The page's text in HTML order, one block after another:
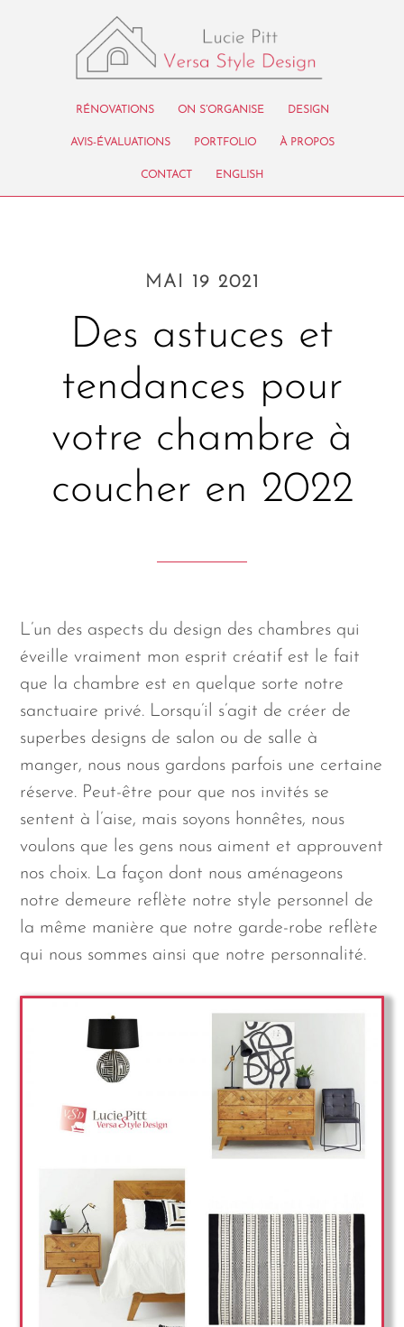
RÉNOVATIONS ON S’ORGANISE DESIGN
AVIS-ÉVALUATIONS PORTFOLIO À PROPOS
CONTACT ENGLISH
MAI 19 2021
Des astuces et
tendances pour
votre chambre à
coucher en 2022
L’un des aspects du design des chambres qui
éveille vraiment mon esprit créatif est le fait
que la chambre est en quelque sorte notre
sanctuaire privé. Lorsqu’il s’agit de créer de
superbes designs de salon ou de salle à
manger, nous nous gardons parfois une certaine
réserve. Peut-être pour que nos invités se
sentent à l’aise, mais soyons honnêtes, nous
voulons que les gens nous aiment et approuvent
nos choix. La façon dont nous aménageons
notre demeure reflète notre style personnel de
la même manière que notre garde-robe reflète
qui nous sommes ainsi que notre personnalité.